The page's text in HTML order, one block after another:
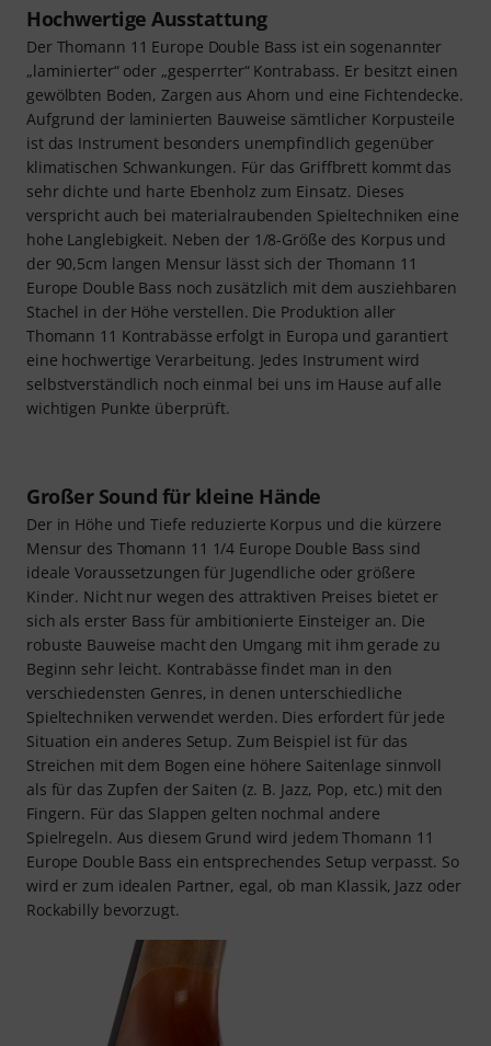
Hochwertige Ausstattung
Der Thomann 11 Europe Double Bass ist ein sogenannter
„laminierter“ oder „gesperrter“ Kontrabass. Er besitzt einen
gewölbten Boden, Zargen aus Ahorn und eine Fichtendecke.
Aufgrund der laminierten Bauweise sämtlicher Korpusteile
ist das Instrument besonders unempfindlich gegenüber
klimatischen Schwankungen. Für das Griffbrett kommt das
sehr dichte und harte Ebenholz zum Einsatz. Dieses
verspricht auch bei materialraubenden Spieltechniken eine
hohe Langlebigkeit. Neben der 1/8-Größe des Korpus und
der 90,5cm langen Mensur lässt sich der Thomann 11
Europe Double Bass noch zusätzlich mit dem ausziehbaren
Stachel in der Höhe verstellen. Die Produktion aller
Thomann 11 Kontrabässe erfolgt in Europa und garantiert
eine hochwertige Verarbeitung. Jedes Instrument wird
selbstverständlich noch einmal bei uns im Hause auf alle
wichtigen Punkte überprüft.
Großer Sound für kleine Hände
Der in Höhe und Tiefe reduzierte Korpus und die kürzere
Mensur des Thomann 11 1/4 Europe Double Bass sind
ideale Voraussetzungen für Jugendliche oder größere
Kinder. Nicht nur wegen des attraktiven Preises bietet er
sich als erster Bass für ambitionierte Einsteiger an. Die
robuste Bauweise macht den Umgang mit ihm gerade zu
Beginn sehr leicht. Kontrabässe findet man in den
verschiedensten Genres, in denen unterschiedliche
Spieltechniken verwendet werden. Dies erfordert für jede
Situation ein anderes Setup. Zum Beispiel ist für das
Streichen mit dem Bogen eine höhere Saitenlage sinnvoll
als für das Zupfen der Saiten (z. B. Jazz, Pop, etc.) mit den
Fingern. Für das Slappen gelten nochmal andere
Spielregeln. Aus diesem Grund wird jedem Thomann 11
Europe Double Bass ein entsprechendes Setup verpasst. So
wird er zum idealen Partner, egal, ob man Klassik, Jazz oder
Rockabilly bevorzugt.